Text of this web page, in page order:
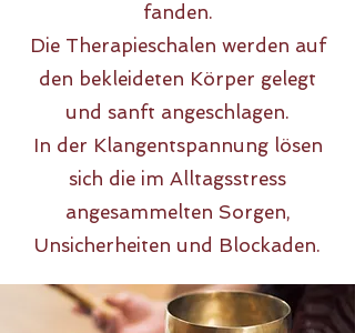
fanden.
Die Therapieschalen werden auf
den bekleideten Körper gelegt
und sanft angeschlagen.
In der Klangentspannung lösen
sich die im Alltagsstress
angesammelten Sorgen,
Unsicherheiten und Blockaden.